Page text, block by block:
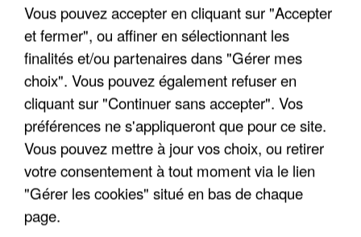
UNE TOURISTE DE L’OISE EMPORTÉE PAR UNE
COULÉE DE BOUE EN HAUTE-SAVOIE
Vous pouvez accepter en cliquant sur "Accepter
et fermer", ou affiner en sélectionnant les
finalités et/ou partenaires dans "Gérer mes
choix". Vous pouvez également refuser en
cliquant sur "Continuer sans accepter". Vos
préférences ne s'appliqueront que pour ce site.
Vous pouvez mettre à jour vos choix, ou retirer
votre consentement à tout moment via le lien
"Gérer les cookies" situé en bas de chaque
page.